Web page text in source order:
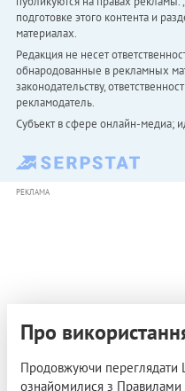
подготовке этого контента и
материалах.
Редакция не несет
обнародованные в рекламных
законодательству,
рекламодатель.
Субъект в сфере онлайн-медиа;
РЕКЛАМА
Про
Продовжуючи переглядати
ознайомилися з Правилами